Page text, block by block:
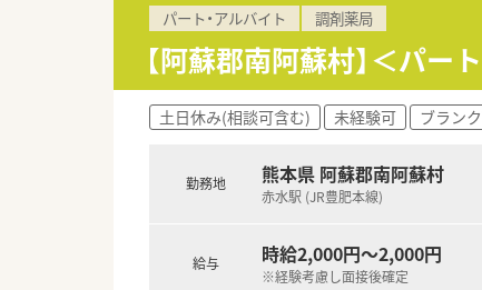
【法人特徴について】
■熊本県内に11店舗を展開し
■在宅医療に特化しており、
■学会発表などの実績も豊富
【職場環境と雰囲気】
■管理薬剤師は30代の男性で
■南阿蘇エリアは穏やかで優
■ゴルフ、陶芸、マリンスポ
パート・アルバイト 調剤薬局
【阿蘇郡南阿蘇村】＜パ
土日休み(相談可含む) 未経験可 ブラン
勤務地 熊本県 阿蘇郡南阿蘇村
赤水駅 (JR豊肥本線)
給与 時給2,000円～2,000円
※経験考慮し面接後確定